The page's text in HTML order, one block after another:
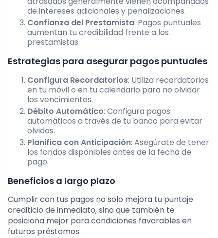
de intereses adicionales y penalizaciones.
Confianza del Prestamista: Pagos puntuales
aumentan tu credibilidad frente a los
prestamistas.
Estrategias para asegurar pagos puntuales
Configura Recordatorios: Utiliza recordatorios
en tu móvil o en tu calendario para no olvidar
los vencimientos.
Débito Automático: Configura pagos
automáticos a través de tu banco para evitar
olvidos.
Planifica con Anticipación: Asegúrate de tener
los fondos disponibles antes de la fecha de
pago.
Beneficios a largo plazo
Cumplir con tus pagos no solo mejora tu puntaje
crediticio de inmediato, sino que también te
posiciona mejor para condiciones favorables en
futuros préstamos.